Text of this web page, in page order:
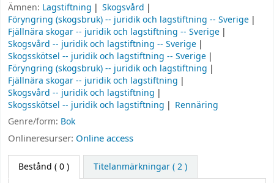
Ämnen: Lagstiftning
Skogsvård
Föryngring (skogsbruk) -- juridik och lagstiftning -- Sverige
Fjällnära skogar -- juridik och lagstiftning -- Sverige
Skogsvård -- juridik och lagstiftning -- Sverige
Skogsskötsel -- juridik och lagstiftning -- Sverige
Föryngring (skogsbruk) -- juridik och lagstiftning
Fjällnära skogar -- juridik och lagstiftning
Skogsvård -- juridik och lagstiftning
Skogsskötsel -- juridik och lagstiftning
Rennäring
Genre/form: Bok
Onlineresurser: Online access
Bestånd ( 0 ) Titelanmärkningar ( 2 )